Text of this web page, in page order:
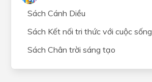
Sách Cánh Diều
Sách Kết nối tri thức với cuộc sống
Sách Chân trời sáng tạo